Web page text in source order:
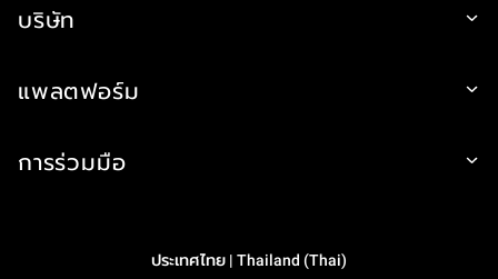
บริษัท
แพลตฟอร์ม
การร่วมมือ
ประเทศไทย | Thailand (Thai)